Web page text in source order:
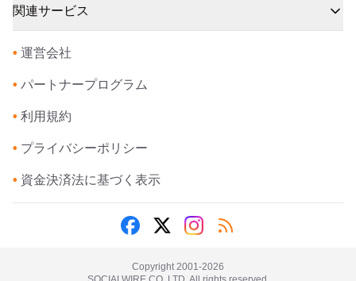
関連サービス
• 運営会社
• パートナープログラム
• 利用規約
• プライバシーポリシー
• 資金決済法に基づく表示
Copyright 2001-2026